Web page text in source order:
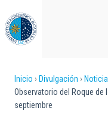
al
contenido
principal
Sobrescribir
enlaces
Inicio Divulgación
Observatorio del Roque
septiembre